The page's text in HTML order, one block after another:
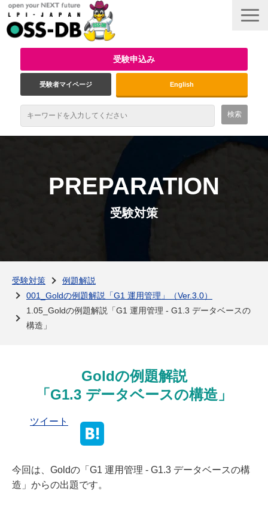
受験申込み
受験者マイページ English
最新情報
試験概要
資格取得のメリット
受験対策
PREPARATION
受験対策
受験対策
例題解説
001_Goldの例題解説「G1 運用管理」（Ver.3.0）
1.05_Goldの例題解説「G1 運用管理 - G1.3 データベースの
構造」
Goldの例題解説
「G1.3 データベースの構造」
ツイート
今回は、Goldの「G1 運用管理 - G1.3 データベースの構
造」からの出題です。